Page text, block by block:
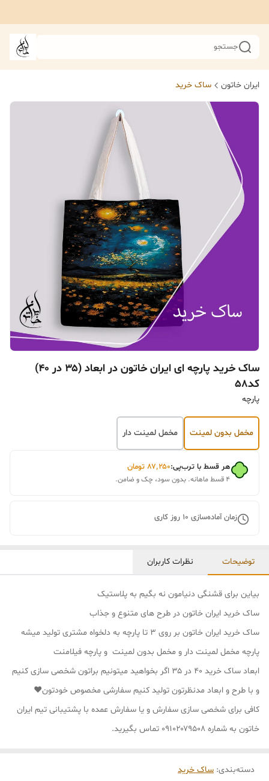
جستجو
ایران خاتون ساک خرید
ساک خرید پارچه ای ایران خاتون در ابعاد (۳۵ در ۴۰)
کد۵۸
پارچه
مخمل بدون لمینت مخمل لمینت دار
هر قسط با ترب‌پی:۸۷٬۲۵۰ تومان
۴ قسط ماهانه. بدون سود، چک و ضامن.
زمان آماده‌سازی 10 روز کاری
توضیحات نظرات کاربران
بیاین برای قشنگی دنیامون نه بگیم به پلاستیک
ساک خرید ایران خاتون در طرح های متنوع و جذاب
ساک خرید ایران خاتون بر روی ۳ تا پارچه به دلخواه مشتری تولید میشه
پارچه مخمل لمینت دار و مخمل بدون لمینت و پارچه فیلامنت
ابعاد ساک خرید ۴۰ در ۳۵ اگر بخواهید میتونیم براتون شخصی سازی کنیم
و با طرح و ابعاد مدنظرتون تولید کنیم سفارشی مخصوص خودتون❤
کافی برای شخصی سازی سفارش و یا سفارش عمده با پشتیبانی تیم ایران
خاتون به شماره ۰۹۱۰۲۰۷۹۵۰۸ تماس بگیرید.
دسته‌بندی: ساک خرید